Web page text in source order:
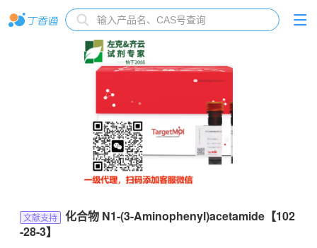
文献支持
化合物 N1-(3-Aminophenyl)acetamide【102
-28-3】